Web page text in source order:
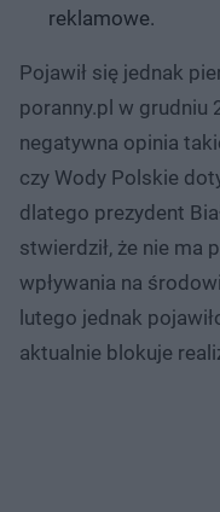
reklamowe.
Pojawił się jednak
poranny.pl w grudniu
negatywna opinia
czy Wody Polskie
dlatego prezydent
stwierdził, że nie ma
wpływania na
lutego jednak
aktualnie blokuje